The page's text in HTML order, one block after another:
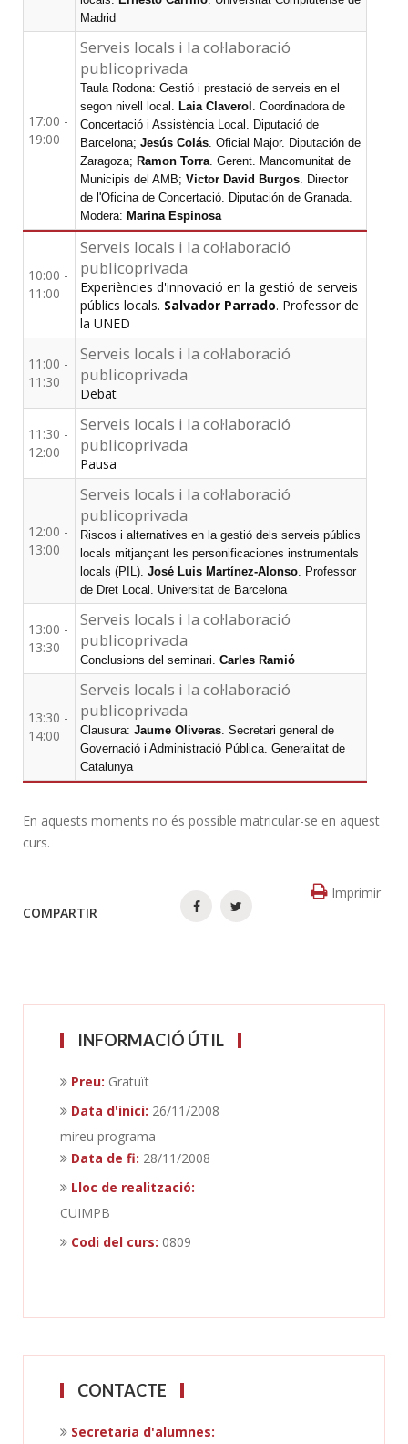
Madrid
17:00 -
19:00
Serveis locals i la col·laboració
publicoprivada
Taula Rodona: Gestió i prestació de serveis en el
segon nivell local. Laia Claverol . Coordinadora de
Concertació i Assistència Local. Diputació de
Barcelona; Jesús Colás. Oficial Major. Diputación de
Zaragoza; Ramon Torra. Gerent. Mancomunitat de
Municipis del AMB; Victor David Burgos. Director
de l'Oficina de Concertació. Diputación de Granada.
Modera: Marina Espinosa
10:00 -
11:00
Serveis locals i la col·laboració
publicoprivada
Experiències d'innovació en la gestió de serveis
públics locals. Salvador Parrado. Professor de
la UNED
11:00 -
11:30
Serveis locals i la col·laboració
publicoprivada
Debat
11:30 -
12:00
Serveis locals i la col·laboració
publicoprivada
Pausa
12:00 -
13:00
Serveis locals i la col·laboració
publicoprivada
Riscos i alternatives en la gestió dels serveis públics
locals mitjançant les personificaciones instrumentals
locals (PIL). José Luis Martínez-Alonso. Professor
de Dret Local. Universitat de Barcelona
13:00 -
13:30
Serveis locals i la col·laboració
publicoprivada
Conclusions del seminari. Carles Ramió
13:30 -
14:00
Serveis locals i la col·laboració
publicoprivada
Clausura: Jaume Oliveras. Secretari general de
Governació i Administració Pública. Generalitat de
Catalunya
En aquests moments no és possible matricular-se en aquest
curs.
Imprimir
COMPARTIR
INFORMACIÓ ÚTIL
Preu: Gratuït
Data d'inici: 26/11/2008
mireu programa
Data de fi: 28/11/2008
Lloc de realització:
CUIMPB
Codi del curs: 0809
CONTACTE
Secretaria d'alumnes: